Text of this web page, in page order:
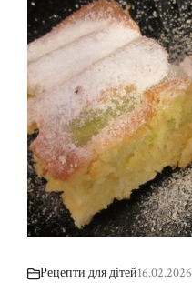
Рецепти для дітей16.02.2026